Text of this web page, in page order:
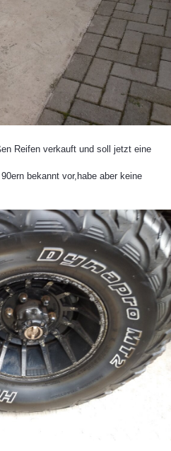
Reifen verkauft und soll jetzt eine
bekannt vor,habe aber keine